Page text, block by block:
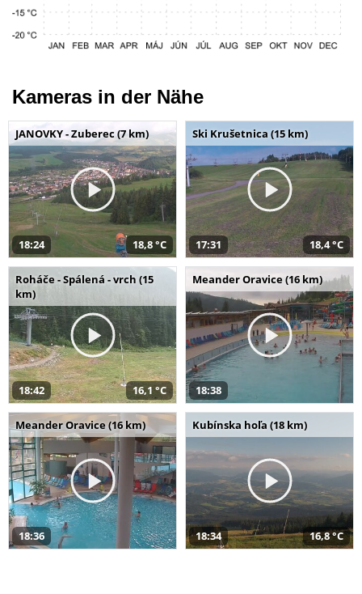
Kameras in der Nähe
JANOVKY - Zuberec (7 km)
18:24 18,8 °C
Ski Krušetnica (15 km)
17:31 18,4 °C
Roháče - Spálená - vrch (15
km)
18:42 16,1 °C
Meander Oravice (16 km)
18:38
Meander Oravice (16 km)
18:36
Kubínska hoľa (18 km)
18:34 16,8 °C